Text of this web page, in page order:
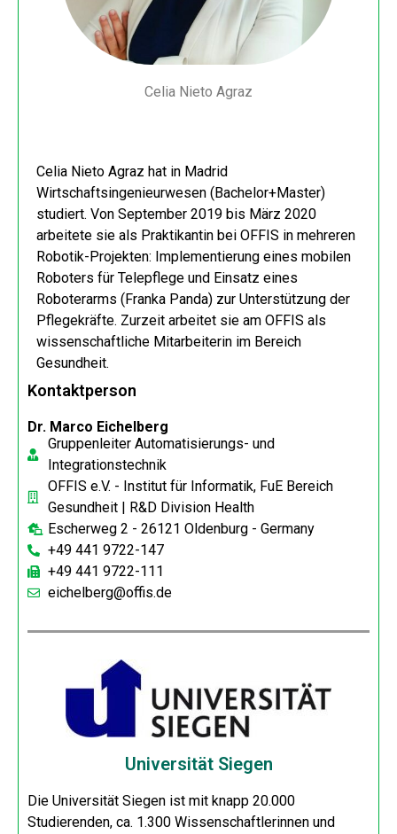
Celia Nieto Agraz
Celia Nieto Agraz hat in Madrid
Wirtschaftsingenieurwesen (Bachelor+Master)
studiert. Von September 2019 bis März 2020
arbeitete sie als Praktikantin bei OFFIS in mehreren
Robotik-Projekten: Implementierung eines mobilen
Roboters für Telepflege und Einsatz eines
Roboterarms (Franka Panda) zur Unterstützung der
Pflegekräfte. Zurzeit arbeitet sie am OFFIS als
wissenschaftliche Mitarbeiterin im Bereich
Gesundheit.
Kontaktperson
Dr. Marco Eichelberg
Gruppenleiter Automatisierungs- und
Integrationstechnik
OFFIS e.V. - Institut für Informatik, FuE Bereich
Gesundheit | R&D Division Health
Escherweg 2 - 26121 Oldenburg - Germany
+49 441 9722-147
+49 441 9722-111
eichelberg@offis.de
Universität Siegen
Die Universität Siegen ist mit knapp 20.000
Studierenden, ca. 1.300 Wissenschaftlerinnen und